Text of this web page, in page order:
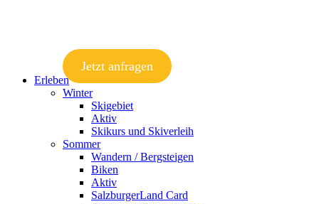
Jetzt anfragen
Erleben
Winter
Skigebiet
Aktiv
Skikurs und Skiverleih
Sommer
Wandern / Bergsteigen
Biken
Aktiv
SalzburgerLand Card